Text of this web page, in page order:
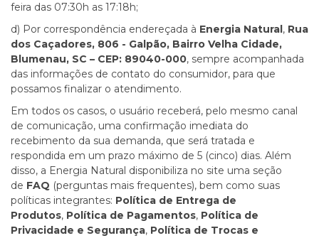
feira das 07:30h as 17:18h;
d) Por correspondência endereçada à Energia Natural, Rua
dos Caçadores, 806 - Galpão, Bairro Velha Cidade,
Blumenau, SC – CEP: 89040-000, sempre acompanhada
das informações de contato do consumidor, para que
possamos finalizar o atendimento.
Em todos os casos, o usuário receberá, pelo mesmo canal
de comunicação, uma confirmação imediata do
recebimento da sua demanda, que será tratada e
respondida em um prazo máximo de 5 (cinco) dias. Além
disso, a Energia Natural disponibiliza no site uma seção
de FAQ (perguntas mais frequentes), bem como suas
políticas integrantes: Política de Entrega de
Produtos, Política de Pagamentos, Política de
Privacidade e Segurança, Política de Trocas e